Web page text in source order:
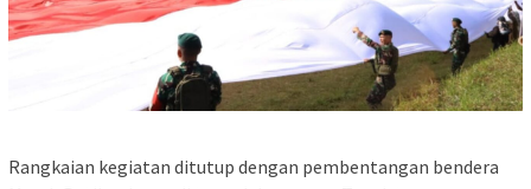
Rangkaian kegiatan ditutup dengan pembentangan bendera